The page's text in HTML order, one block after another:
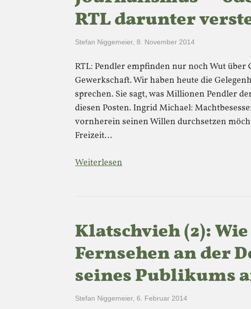
RTL darunter
Stefan Niggemeier, 8. November 2014
RTL: Pendler empfinden nur noch Wut über
Gewerkschaft. Wir haben heute die
sprechen. Sie sagt, was Millionen Pendler
diesen Posten. Ingrid Michael:
vornherein seinen Willen durchsetzen
Freizeit…
Weiterlesen
Klatschvieh (2): Wie
Fernsehen an der
seines Publikums
Stefan Niggemeier, 6. Februar 2014